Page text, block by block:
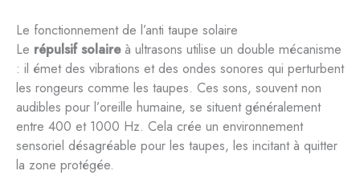
Le fonctionnement de l’anti taupe solaire
Le répulsif solaireà ultrasons utilise un double mécanisme
: il émet des vibrations et des ondes sonores qui perturbent
les rongeurs comme les taupes. Ces sons, souvent non
audibles pour l’oreille humaine, se situent généralement
entre 400 et 1000 Hz. Cela crée un environnement
sensoriel désagréable pour les taupes, les incitant à quitter
la zone protégée.